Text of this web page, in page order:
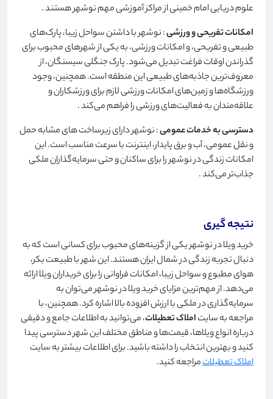
علوم دریایی امام خمینی از مراکز آموزشی مهم نوشهر هستند.
امکانات تفریحی و ورزشی: نوشهر با داشتن سواحل زیبا، پارک‌های
طبیعی و تفریحی، و امکانات ورزشی، به یکی از شهرهای محبوب برای
گذراندن اوقات فراغت تبدیل می‌شود. پارک جنگلی سیسنگان، از
معروف‌ترین جاذبه‌های طبیعی این منطقه است. همچنین، وجود
ورزشگاه‌ها و زمین‌های امکانات ورزشی لازم برای ورزشکاران و
علاقه‌مندان به فعالیت‌های ورزشی را فراهم می‌کند.
دسترسی به خدمات عمومی: نوشهر دارای زیرساخت های مشابه حمل
و نقل عمومی، آب و برق پایدار، اینترنت با سرعت مناسب است. این
امکانات زندگی در نوشهر را برای ساکنان و حتی سرمایه‌گذاران ملکی
جذاب‌تر می‌کند.
نتیجه گیری
خرید ویلا در نوشهر یکی از گزینه‌های محبوب برای کسانی است که به
دنبال تجربه زندگی در شمال ایران هستند. این شهر با طبیعت بکر،
هوای مطبوع و سواحل زیبا، امکانات فراوانی را برای خریداران ویلا ارائه
می‌دهد. از مهم‌ترین مزایای خرید ویلا در نوشهر می‌توان به
سرمایه‌گذاری در ملکی با ارزش افزوده بالا اشاره کرد. همچنین، با
مراجعه به سایتاملاک تعطیلات، می‌توانید به اطلاعات جامع و دقیقی
درباره انواع ویلاها، قیمت‌ها و مناطق مختلف این شهر دسترسی پیدا
کنید و بهترین انتخاب را داشته باشید. برای اطلاعات بیشتر به سایت
املاک تعطیلاتمراجعه کنید.